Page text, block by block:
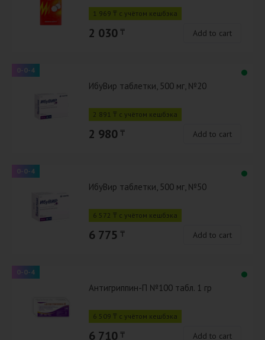
1 969 ₸ с учётом кешбэка
2 030 ₸ Add to cart
0-0-4
ИбуВир таблетки, 500 мг, №20
2 891 ₸ с учётом кешбэка
2 980 ₸ Add to cart
0-0-4
ИбуВир таблетки, 500 мг, №50
6 572 ₸ с учётом кешбэка
6 775 ₸ Add to cart
0-0-4
Антигриппин-П №100 табл. 1 гр
6 509 ₸ с учётом кешбэка
6 710 ₸ Add to cart